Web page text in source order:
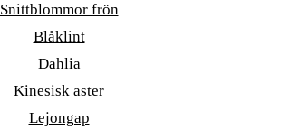
Snittblommor frön
Blåklint
Dahlia
Kinesisk aster
Lejongap